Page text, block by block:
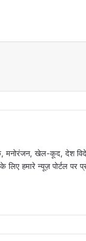
मनोरंजन, खेल-कूद, देश
हमारे न्यूज़ पोर्टल पर